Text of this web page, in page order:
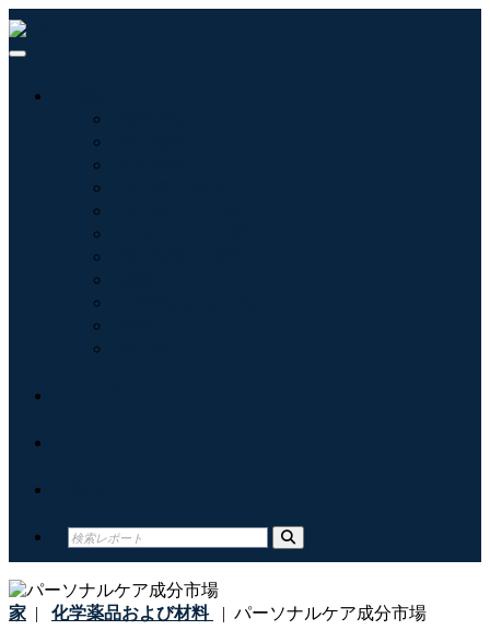
家 | 化学薬品および材料 | パーソナルケア成分市場